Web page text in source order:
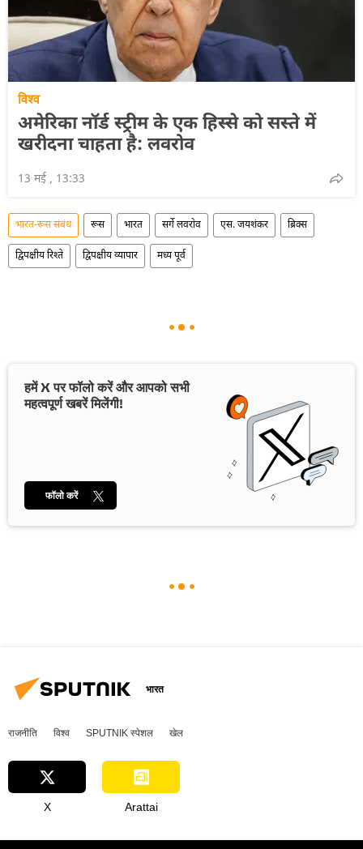
विश्व
अमेरिका नॉर्ड स्ट्रीम के एक हिस्से को सस्ते में
खरीदना चाहता है: लवरोव
13 मई , 13:33
भारत-रूस संबंध रूस भारत सर्गे लवरोव एस. जयशंकर ब्रिक्स
द्विपक्षीय रिश्ते द्विपक्षीय व्यापार मध्य पूर्व
हमें X पर फॉलो करें और आपको सभी
महत्वपूर्ण खबरें मिलेंगी!
फॉलो करें
भारत
राजनीति विश्व SPUTNIK स्पेशल खेल
X Arattai